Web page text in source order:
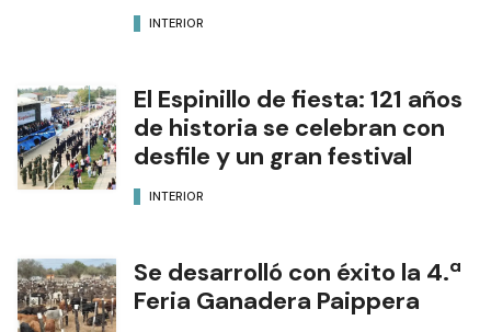
INTERIOR
El Espinillo de fiesta: 121 años
de historia se celebran con
desfile y un gran festival
INTERIOR
Se desarrolló con éxito la 4.ª
Feria Ganadera Paippera